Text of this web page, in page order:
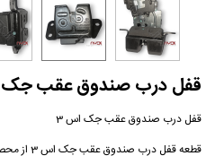
قفل درب صندوق عقب جک
قفل درب صندوق عقب جک اس 3